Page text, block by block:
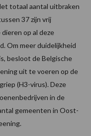
totaal aantal uitbraken
37 zijn vrij
op al deze
Om meer duidelijkheid
besloot de Belgische
uit te voeren op de
(H3-virus). Deze
in de
gemeenten in Oost-